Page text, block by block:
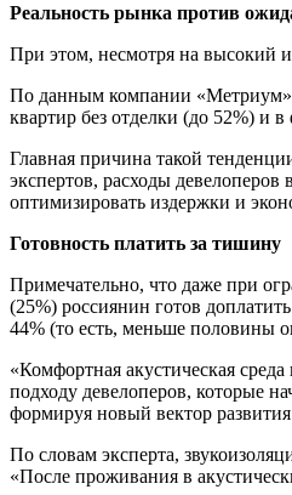
Реальность рынка против
При этом, несмотря на высокий
По данным компании «Метриум»,
квартир без отделки (до 52%) и
Главная причина такой
экспертов, расходы
оптимизировать издержки и
Готовность платить за тишину
Примечательно, что даже при
(25%) россиянин готов
44% (то есть, меньше половины
«Комфортная акустическая
подходу девелоперов, которые
формируя новый вектор
По словам эксперта,
«После проживания в